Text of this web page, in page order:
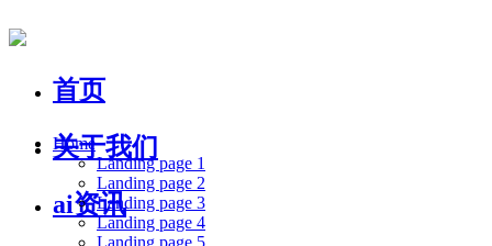
首页
关于我们
ai资讯
Home
Landing page 1
Landing page 2
Landing page 3
Landing page 4
Landing page 5